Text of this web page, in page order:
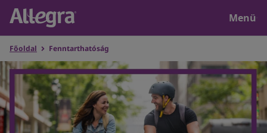
Menü
Bezár
Főoldal
Miért válaszd az Allegrát®?
Főoldal Fenntarthatóság